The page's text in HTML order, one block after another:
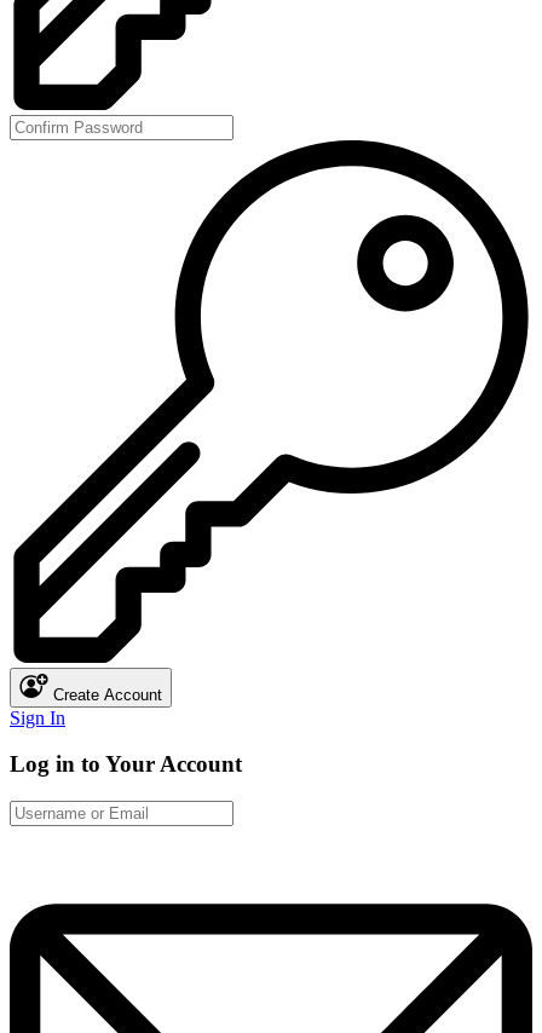
Create Account
Sign In
Log in to Your Account